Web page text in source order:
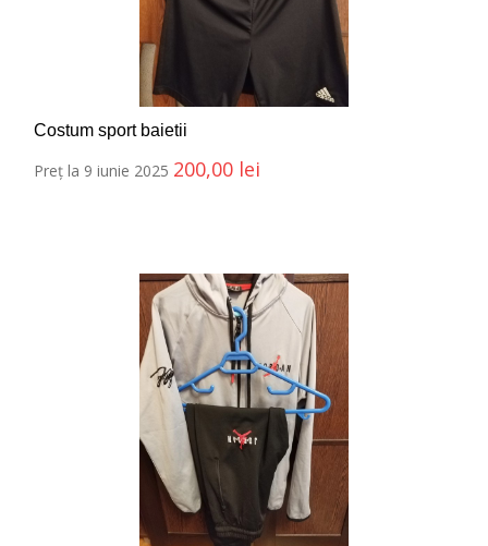
Costum sport baietii
Preț la 9 iunie 2025 200,00 lei